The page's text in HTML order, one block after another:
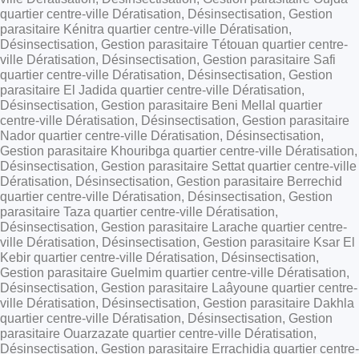
quartier centre-ville Dératisation, Désinsectisation, Gestion
parasitaire Kénitra quartier centre-ville Dératisation,
Désinsectisation, Gestion parasitaire Tétouan quartier centre-
ville Dératisation, Désinsectisation, Gestion parasitaire Safi
quartier centre-ville Dératisation, Désinsectisation, Gestion
parasitaire El Jadida quartier centre-ville Dératisation,
Désinsectisation, Gestion parasitaire Beni Mellal quartier
centre-ville Dératisation, Désinsectisation, Gestion parasitaire
Nador quartier centre-ville Dératisation, Désinsectisation,
Gestion parasitaire Khouribga quartier centre-ville Dératisation,
Désinsectisation, Gestion parasitaire Settat quartier centre-ville
Dératisation, Désinsectisation, Gestion parasitaire Berrechid
quartier centre-ville Dératisation, Désinsectisation, Gestion
parasitaire Taza quartier centre-ville Dératisation,
Désinsectisation, Gestion parasitaire Larache quartier centre-
ville Dératisation, Désinsectisation, Gestion parasitaire Ksar El
Kebir quartier centre-ville Dératisation, Désinsectisation,
Gestion parasitaire Guelmim quartier centre-ville Dératisation,
Désinsectisation, Gestion parasitaire Laâyoune quartier centre-
ville Dératisation, Désinsectisation, Gestion parasitaire Dakhla
quartier centre-ville Dératisation, Désinsectisation, Gestion
parasitaire Ouarzazate quartier centre-ville Dératisation,
Désinsectisation, Gestion parasitaire Errachidia quartier centre-